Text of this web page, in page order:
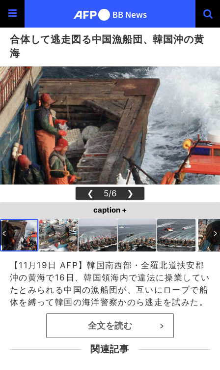
合体して逃走図る中国漁船団、韓国沖の黄
海
❮ 5/6 ❯
caption +
【11月19日 AFP】韓国南西部・全羅北道扶安郡
沖の黄海で16日、韓国領海内で違法に操業してい
たとみられる中国の漁船団が、互いにロープで船
体を縛って韓国の海洋警察かのら逃走を試みた。
全文を読む >
関連記事